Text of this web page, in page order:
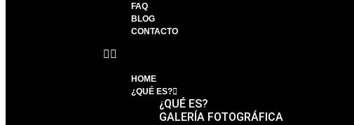
FAQ
BLOG
CONTACTO
HOME
¿QUÉ ES?
¿QUÉ ES?
GALERÍA FOTOGRÁFICA